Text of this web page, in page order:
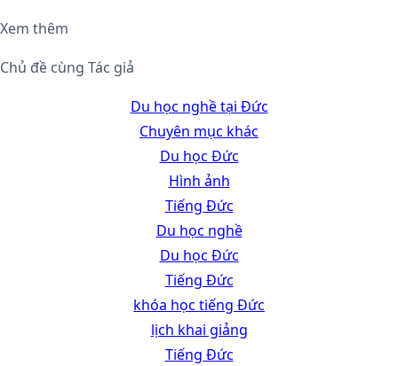
Xem thêm
Chủ đề cùng Tác giả
Du học nghề tại Đức
Chuyên mục khác
Du học Đức
Hình ảnh
Tiếng Đức
Du học nghề
Du học Đức
Tiếng Đức
khóa học tiếng Đức
lịch khai giảng
Tiếng Đức